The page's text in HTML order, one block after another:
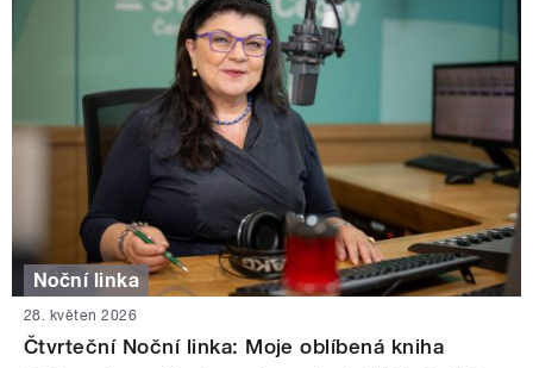
Noční linka
28. květen 2026
Čtvrteční Noční linka: Moje oblíbená kniha